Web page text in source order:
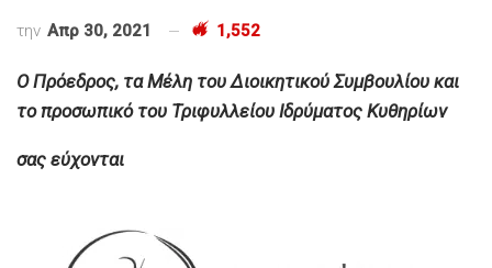
την Απρ 30, 2021 1,552
OΠρόεδρος, τα Μέλη του Διοικητικού Συμβουλίου και
το προσωπικό του Τριφυλλείου Ιδρύματος Κυθηρίων
σας εύχονται